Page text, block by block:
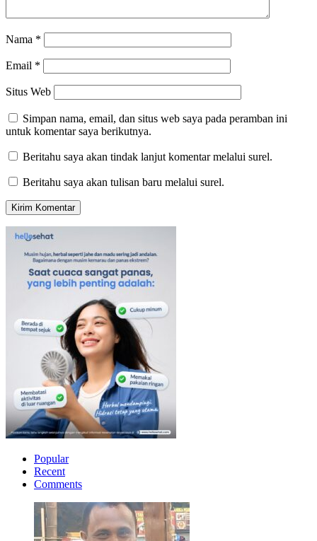
Nama *
Email *
Situs Web
Simpan nama, email, dan situs web saya pada peramban ini
untuk komentar saya berikutnya.
Beritahu saya akan tindak lanjut komentar melalui surel.
Beritahu saya akan tulisan baru melalui surel.
Popular
Recent
Comments